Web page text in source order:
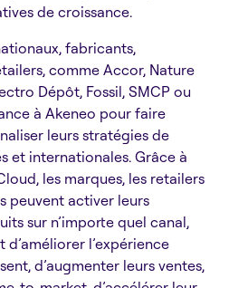
de croissance.
fabricants,
comme Accor, Nature
Dépôt, Fossil, SMCP ou
à Akeneo pour faire
leurs stratégies de
et internationales. Grâce à
les marques, les retailers
peuvent activer leurs
sur n’importe quel canal,
l’expérience
d’augmenter leurs ventes,